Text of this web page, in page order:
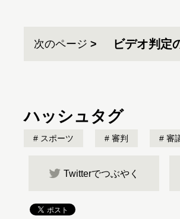
次のページ ビデオ判定
ハッシュタグ
スポーツ 審判 審
Twitterでつぶやく